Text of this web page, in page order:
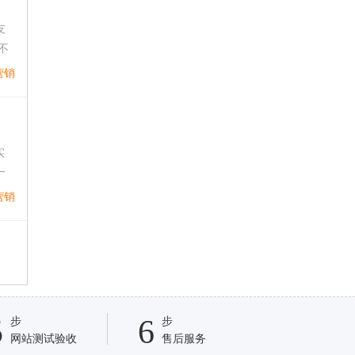
销
销
步
网站测试验收
6
步
售后服务